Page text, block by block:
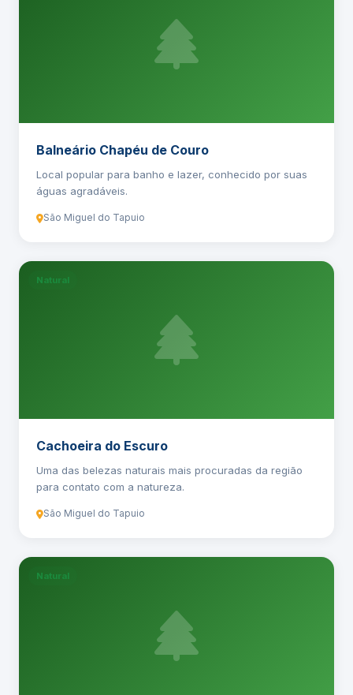
Balneário Chapéu de Couro
Local popular para banho e lazer, conhecido por suas
águas agradáveis.
São Miguel do Tapuio
Natural
Cachoeira do Escuro
Uma das belezas naturais mais procuradas da região
para contato com a natureza.
São Miguel do Tapuio
Natural